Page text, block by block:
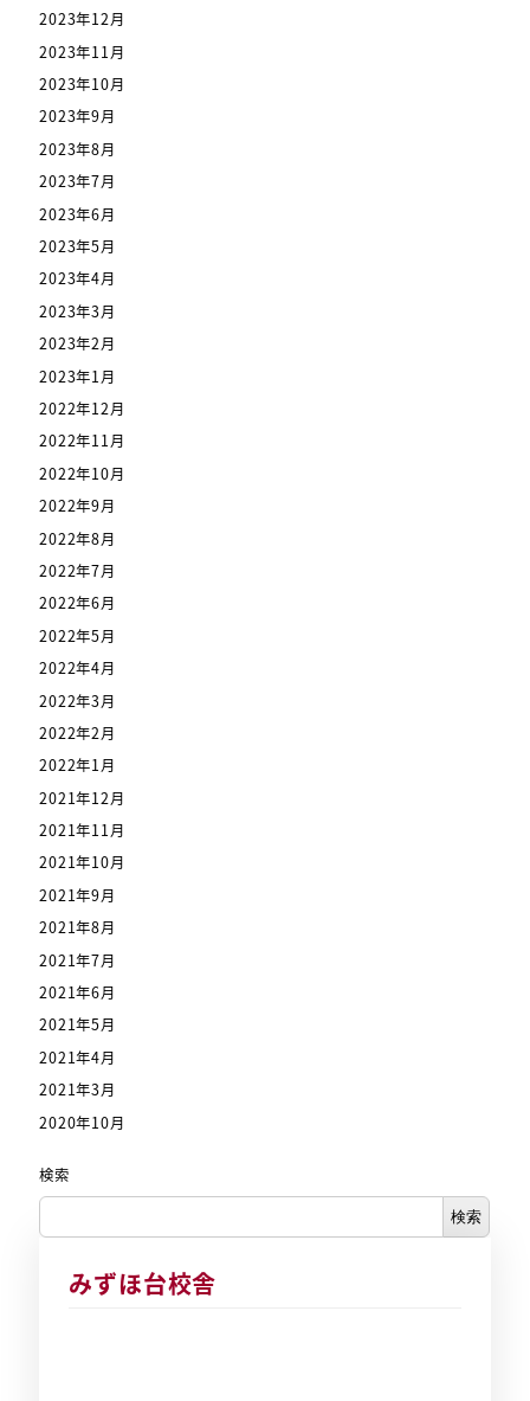
2023年12月
2023年11月
2023年10月
2023年9月
2023年8月
2023年7月
2023年6月
2023年5月
2023年4月
2023年3月
2023年2月
2023年1月
2022年12月
2022年11月
2022年10月
2022年9月
2022年8月
2022年7月
2022年6月
2022年5月
2022年4月
2022年3月
2022年2月
2022年1月
2021年12月
2021年11月
2021年10月
2021年9月
2021年8月
2021年7月
2021年6月
2021年5月
2021年4月
2021年3月
2020年10月
検索
検索
みずほ台校舎